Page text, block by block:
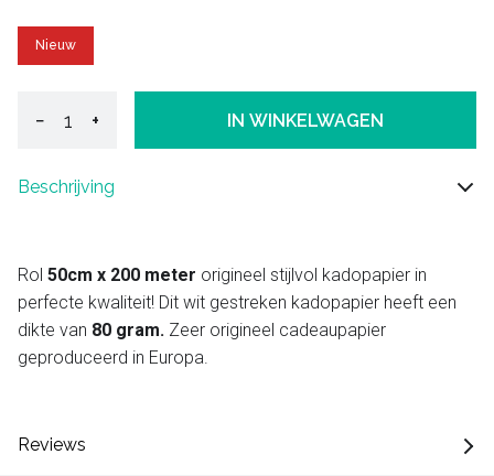
Nieuw
− + IN WINKELWAGEN
Beschrijving
Rol 50cm x 200 meter origineel stijlvol kadopapier in
perfecte kwaliteit! Dit wit gestreken kadopapier heeft een
dikte van 80 gram. Zeer origineel cadeaupapier
geproduceerd in Europa.
Reviews